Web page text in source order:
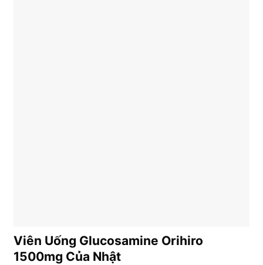
Viên Uống Glucosamine Orihiro
1500mg Của Nhật